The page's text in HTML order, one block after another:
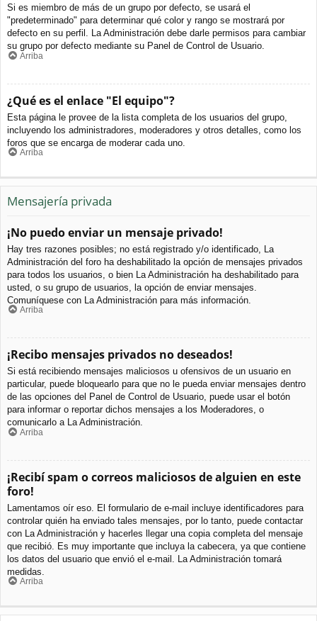
Si es miembro de más de un grupo por defecto, se usará el
"predeterminado" para determinar qué color y rango se mostrará por
defecto en su perfil. La Administración debe darle permisos para cambiar
su grupo por defecto mediante su Panel de Control de Usuario.
Arriba
¿Qué es el enlace "El equipo"?
Esta página le provee de la lista completa de los usuarios del grupo,
incluyendo los administradores, moderadores y otros detalles, como los
foros que se encarga de moderar cada uno.
Arriba
Mensajería privada
¡No puedo enviar un mensaje privado!
Hay tres razones posibles; no está registrado y/o identificado, La
Administración del foro ha deshabilitado la opción de mensajes privados
para todos los usuarios, o bien La Administración ha deshabilitado para
usted, o su grupo de usuarios, la opción de enviar mensajes.
Comuníquese con La Administración para más información.
Arriba
¡Recibo mensajes privados no deseados!
Si está recibiendo mensajes maliciosos u ofensivos de un usuario en
particular, puede bloquearlo para que no le pueda enviar mensajes dentro
de las opciones del Panel de Control de Usuario, puede usar el botón
para informar o reportar dichos mensajes a los Moderadores, o
comunicarlo a La Administración.
Arriba
¡Recibí spam o correos maliciosos de alguien en este
foro!
Lamentamos oír eso. El formulario de e-mail incluye identificadores para
controlar quién ha enviado tales mensajes, por lo tanto, puede contactar
con La Administración y hacerles llegar una copia completa del mensaje
que recibió. Es muy importante que incluya la cabecera, ya que contiene
los datos del usuario que envió el e-mail. La Administración tomará
medidas.
Arriba